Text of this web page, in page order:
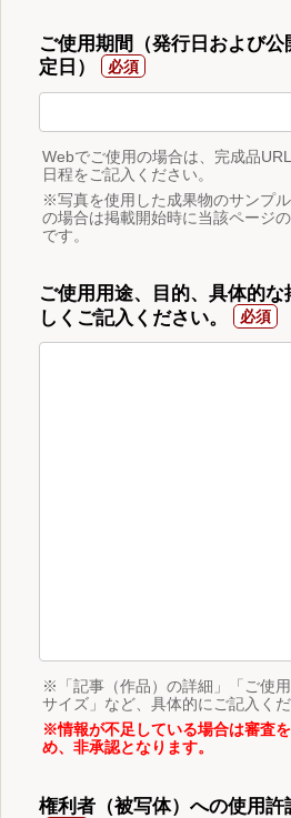
ご使用期間（発行日および
定日）
Webでご使用の場合は、完成品
日程をご記入ください。
※写真を使用した成果物のサンプ
の場合は掲載開始時に当該ページ
です。
ご使用用途、目的、具体的
しくご記入ください。
※「記事（作品）の詳細」「ご使
サイズ」など、具体的にご記入くだ
※情報が不足している場合は審査
め、非承認となります。
権利者（被写体）への使用許